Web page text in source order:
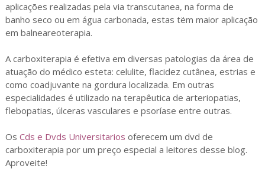
aplicações realizadas pela via transcutanea, na forma de
banho seco ou em água carbonada, estas tëm maior aplicação
em balneareoterapia.
A carboxiterapia é efetiva em diversas patologias da área de
atuação do médico esteta: celulite, flacidez cutânea, estrias e
como coadjuvante na gordura localizada. Em outras
especialidades é utilizado na terapêutica de arteriopatias,
flebopatias, úlceras vasculares e psoríase entre outras.
Os Cds e Dvds Universitarios oferecem um dvd de
carboxiterapia por um preço especial a leitores desse blog.
Aproveite!